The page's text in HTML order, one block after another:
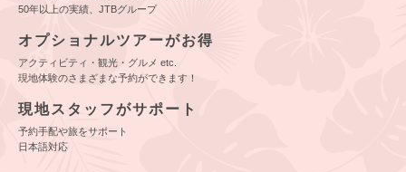
50年以上の実績、JTBグループ
オプショナルツアーがお得
アクティビティ・観光・グルメ etc.
現地体験のさまざまな予約ができます！
現地スタッフがサポート
予約手配や旅をサポート
日本語対応